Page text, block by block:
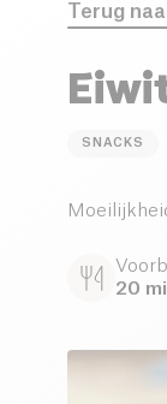
Terug
SNACKS
20